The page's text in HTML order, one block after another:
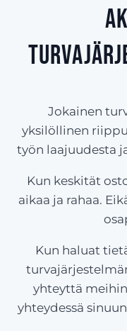
Jokainen
yksilöllinen
työn laajuudesta
Kun keskität
aikaa ja rahaa.
Kun haluat
yhteyttä
yhteydessä